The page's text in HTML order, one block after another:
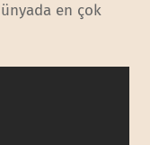
en çok